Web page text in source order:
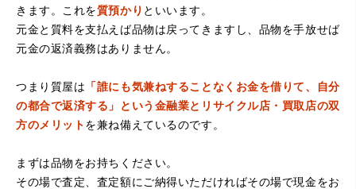
きます。これを質預かり といいます。
元金と質料を支払えば品物は戻ってきますし、品物を手放せば
元金の返済義務はありません。
つまり質屋は 「誰にも気兼ねすることなくお金を借りて、自分
の都合で返済する」という金融業とリサイクル店・買取店の双
方のメリットを兼ね備えているのです。
まずは品物をお持ちください。
その場で査定、査定額にご納得いただければその場で現金をお